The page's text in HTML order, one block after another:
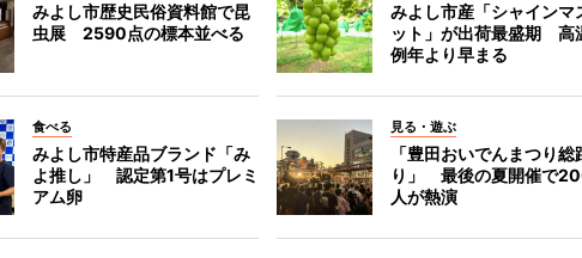
みよし市歴史民俗資料館で昆
虫展 2590点の標本並べる
みよし市産「シャインマ
ット」が出荷最盛期 高
例年より早まる
食べる
みよし市特産品ブランド「み
よ推し」 認定第1号はプレミ
アム卵
見る・遊ぶ
「豊田おいでんまつり総
り」 最後の夏開催で
人が熱演